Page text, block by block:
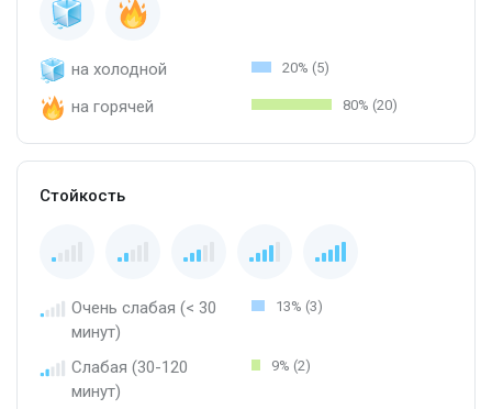
на холодной 20% (5)
на горячей 80% (20)
Стойкость
Очень слабая (< 30
минут)
13% (3)
Слабая (30-120
минут)
9% (2)